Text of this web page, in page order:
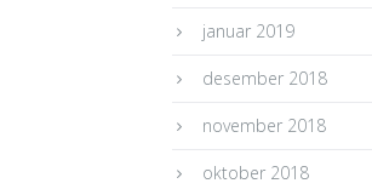
januar 2019
desember 2018
november 2018
oktober 2018